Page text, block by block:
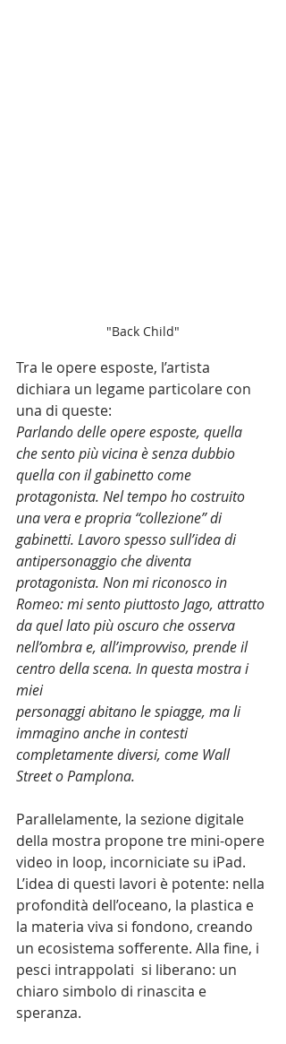
"Back Child"
Tra le opere esposte, l’artista
dichiara un legame particolare con
una di queste:
Parlando delle opere esposte, quella
che sento più vicina è senza dubbio
quella con il gabinetto come
protagonista. Nel tempo ho costruito
una vera e propria “collezione” di
gabinetti. Lavoro spesso sull’idea di
antipersonaggio che diventa
protagonista. Non mi riconosco in
Romeo: mi sento piuttosto Jago, attratto
da quel lato più oscuro che osserva
nell’ombra e, all’improvviso, prende il
centro della scena. In questa mostra i
miei
personaggi abitano le spiagge, ma li
immagino anche in contesti
completamente diversi, come Wall
Street o Pamplona.
Parallelamente, la sezione digitale
della mostra propone tre mini-opere
video in loop, incorniciate su iPad.
L’idea di questi lavori è potente: nella
profondità dell’oceano, la plastica e
la materia viva si fondono, creando
un ecosistema sofferente. Alla fine, i
pesci intrappolati  si liberano: un
chiaro simbolo di rinascita e
speranza.